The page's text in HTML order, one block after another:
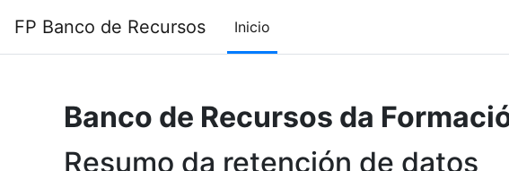
FP Banco de Recursos Inicio
Banco de Recursos da
Resumo da retención de datos